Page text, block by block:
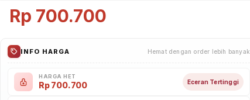
Rp 700.700
INFO HARGA Hemat dengan order lebih banyak
HARGA HET
Rp700.700 Eceran Tertinggi